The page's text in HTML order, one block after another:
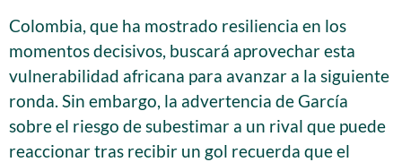
Colombia, que ha mostrado resiliencia en los
momentos decisivos, buscará aprovechar esta
vulnerabilidad africana para avanzar a la siguiente
ronda. Sin embargo, la advertencia de García
sobre el riesgo de subestimar a un rival que puede
reaccionar tras recibir un gol recuerda que el